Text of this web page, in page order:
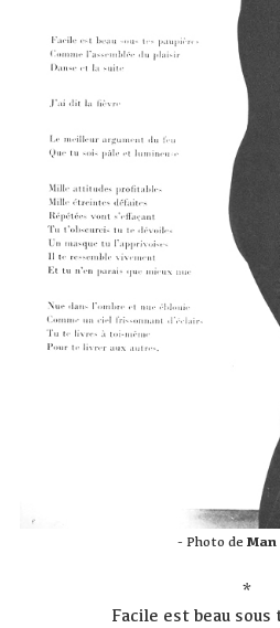
- Photo de
*
Facile est beau sous